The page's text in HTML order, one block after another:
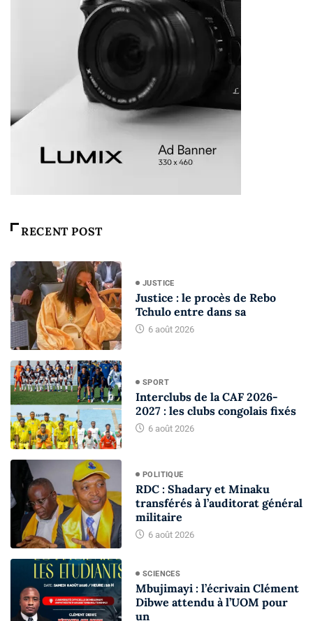
RECENT POST
JUSTICE
Justice : le procès de Rebo
Tchulo entre dans sa
6 août 2026
SPORT
Interclubs de la CAF 2026-
2027 : les clubs congolais fixés
6 août 2026
POLITIQUE
RDC : Shadary et Minaku
transférés à l’auditorat général
militaire
6 août 2026
SCIENCES
Mbujimayi : l’écrivain Clément
Dibwe attendu à l’UOM pour
un